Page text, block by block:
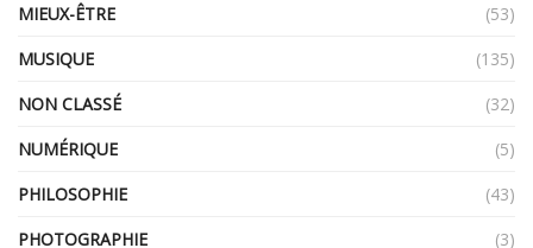
MIEUX-ÊTRE
(53)
MUSIQUE
(135)
NON CLASSÉ
(32)
NUMÉRIQUE
(5)
PHILOSOPHIE
(43)
PHOTOGRAPHIE
(3)